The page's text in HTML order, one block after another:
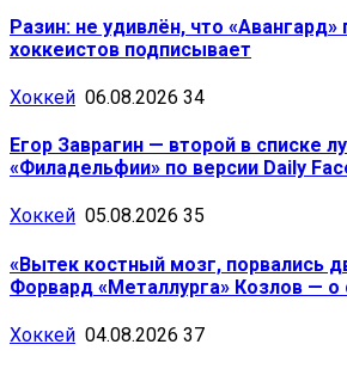
Разин: не удивлён, что
хоккеистов подписывает
Хоккей 06.08.2026 34
Егор Заврагин — второй в списке
«Филадельфии» по версии Daily
Хоккей 05.08.2026 35
«Вытек костный мозг, порвались
Форвард «Металлурга» Козлов — о
Хоккей 04.08.2026 37